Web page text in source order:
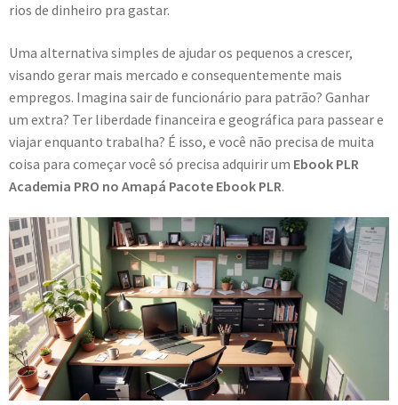
rios de dinheiro pra gastar.
Uma alternativa simples de ajudar os pequenos a crescer,
visando gerar mais mercado e consequentemente mais
empregos. Imagina sair de funcionário para patrão? Ganhar
um extra? Ter liberdade financeira e geográfica para passear e
viajar enquanto trabalha? É isso, e você não precisa de muita
coisa para começar você só precisa adquirir um Ebook PLR
Academia PRO no Amapá Pacote Ebook PLR.